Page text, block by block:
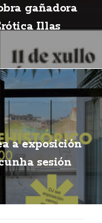
gañadora
Illas
a exposición
sesión